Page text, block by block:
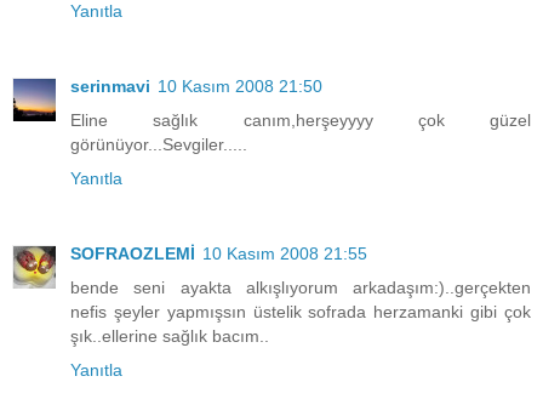
Yanıtla
serinmavi 10 Kasım 2008 21:50
Eline sağlık canım,herşeyyyy çok güzel
görünüyor...Sevgiler.....
Yanıtla
SOFRAOZLEMİ 10 Kasım 2008 21:55
bende seni ayakta alkışlıyorum arkadaşım:)..gerçekten
nefis şeyler yapmışsın üstelik sofrada herzamanki gibi çok
şık..ellerine sağlık bacım..
Yanıtla